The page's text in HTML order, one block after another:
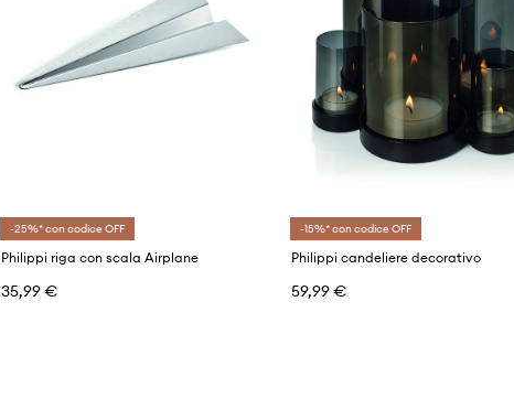
-25%* con codice OFF
Philippi riga con scala Airplane
35,99 €
-15%* con codice OFF
Philippi candeliere decorativo
59,99 €